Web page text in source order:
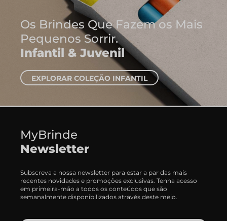
Onde Nascem
Ideias
Cadernos e
EXPLORAR
MyBrinde
Newsletter
Subscreva a nossa newsletter para estar a par das mais
recentes novidades e promoções exclusivas. Tenha acesso
em primeira-mão a todos os conteúdos que são
semanalmente disponibilizados através deste meio.